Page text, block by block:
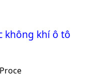
không khí ô tô